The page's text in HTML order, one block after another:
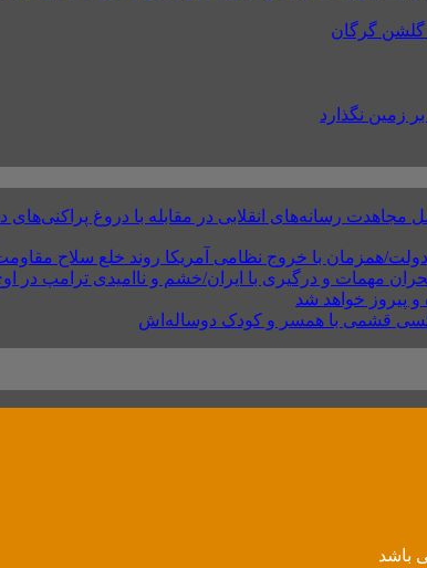
گرگان
زمین نگذارد
رسانه‌های انقلابی در مقابله با دروغ
همزمان با خروج نظامی آمریکا روند خلع سلاح
مهمات و درگیری با ایران/خشم و ناامیدی ترامپ در
پیروز خواهد شد
قشمی با همسر و کودک دوساله‌اش
باشد